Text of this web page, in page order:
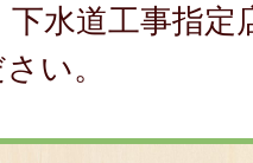
下水道工事指定
い。